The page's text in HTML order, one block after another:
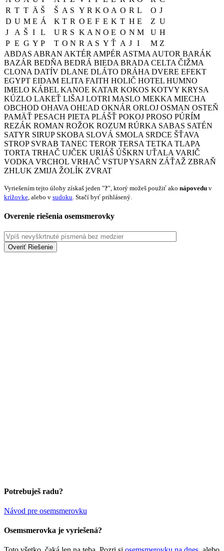
R T T Ä Š Š A S Y R K O A O R L O J
D U M E Á K T R O E F E K T H E Z U
J
A Š I L U R S K A N O E O N M U H
P E G Y P T O N R A S Y Ť A J I M Z
ABDAS ABRAN AKTÉR AMPÉR ASTMA AUTOR BARÁK
BAZÁR BEDŇA BEDRÁ BIEDA BRADA CELTA ČIŽMA
CLONA DATÍV DLANE DLÁTO DRÁHA DVERE EFEKT
EGYPT EIDAM ELITA FAITH HOLIČ HOTEL HUMNO
IMELO KÁBEL KANOE KATAR KOKOS KOTVY KRYSA
KÚZLO LAKEŤ LIŠAJ LOTRI MASLO MEKKA MIECHA
OBCHOD OHAVA OHĽAD OKNÁR ORLOJ OSMAN OSTEŇ
PAMÄŤ PESACH PIETA PLÁŠŤ POKOJ PROSO PÚRÍM
REZÁK ROMAN ROŽOK ROZUM RÚRKA SABAS SATÉN
SATYR SIRUP SKOBA SLOVÁ SMOLA SRDCE ŠŤAVA
STROP SVRAB TANEC TEROR TERSA TETKA TLAPA
TORTA TRHAČ UJČEK URIÁŠ ÚŠKRN UŤALA VARIČ
VODKA VRCHOL VRHAČ VSTUPYSARN ZÁŤAŽ ZBRAŇ
ZHLUK ZMIJA ŽOLÍK ZVRAT
Vyriešením tejto úlohy získaš jeden "?", ktorý možeš použiť ako nápovedu v
krížovke , alebo v sudoku . Stačí byť prihlásený.
Overenie riešenia osemsmerovky
Potrebuješ radu?
Návod pre osemsmerovku
Osemsmerovka je vyriešená?